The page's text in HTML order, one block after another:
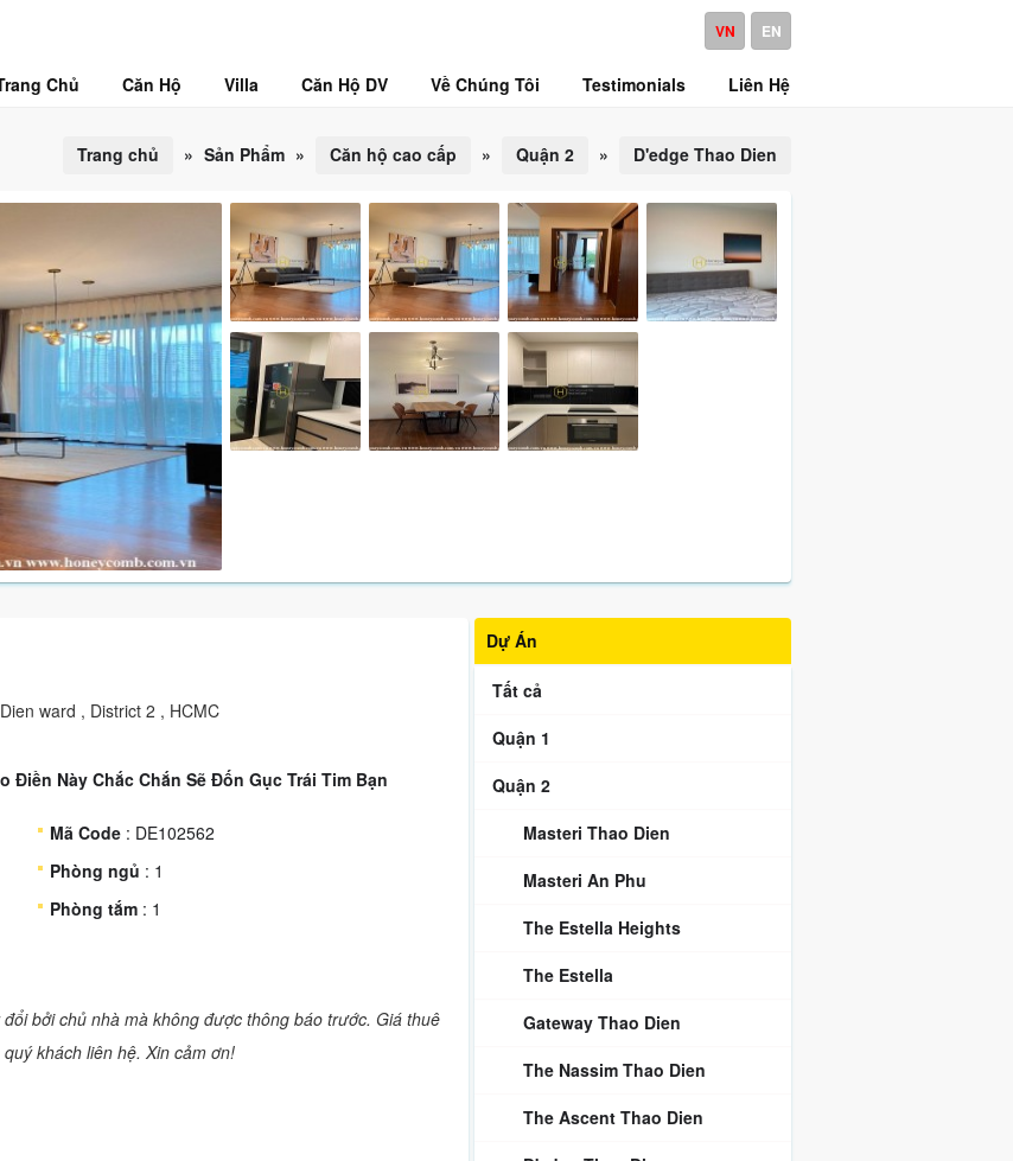
VN EN
Chủ Căn Hộ Villa Căn Hộ DV Về Chúng Tôi Testimonials Liên Hệ
Trang chủ » Sản Phẩm » Căn hộ cao cấp » Quận 2 » D'edge Thao Dien
ward , District 2 , HCMC
Điền Này Chắc Chắn Sẽ Đốn Gục Trái Tim Bạn
Mã Code : DE102562
Phòng ngủ : 1
Phòng tắm : 1
bởi chủ nhà mà không được thông báo trước. Giá thuê
khách liên hệ. Xin cảm ơn!
Dự Án
Tất cả
Quận 1
Quận 2
Masteri Thao Dien
Masteri An Phu
The Estella Heights
The Estella
Gateway Thao Dien
The Nassim Thao Dien
The Ascent Thao Dien